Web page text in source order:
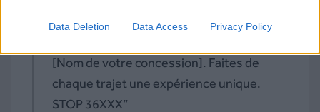
Data Deletion Data Access Privacy Policy
“Vous méritez le meilleur. Découvrez
[Nom de votre concession]. Faites de
chaque trajet une expérience unique.
STOP 36XXX”